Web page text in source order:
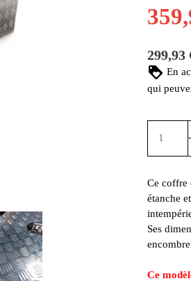
299,93
En
qui
Ce coffre
étanche
Ses
Ce